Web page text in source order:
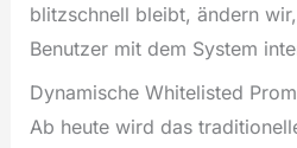
blitzschnell bleibt, ändern
Benutzer mit dem System
Dynamische Whitelisted
Ab heute wird das